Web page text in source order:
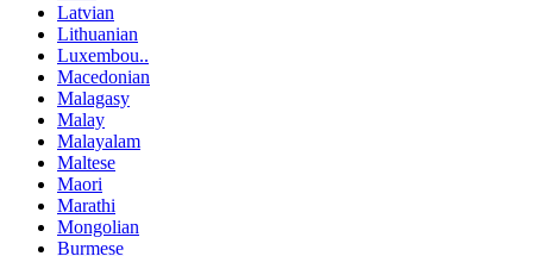
Latvian
Lithuanian
Luxembou..
Macedonian
Malagasy
Malay
Malayalam
Maltese
Maori
Marathi
Mongolian
Burmese